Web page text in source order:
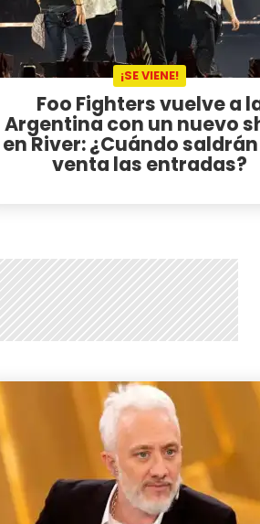
¡SE VIENE!
Foo Fighters vuelve a
Argentina con un nuevo
en River: ¿Cuándo
venta las entradas?